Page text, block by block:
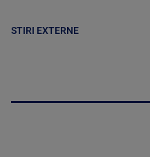
STIRI EXTERNE